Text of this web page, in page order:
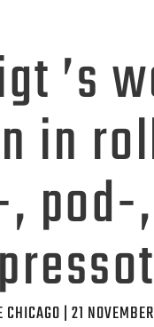
’s
in
CHICAGO | 21